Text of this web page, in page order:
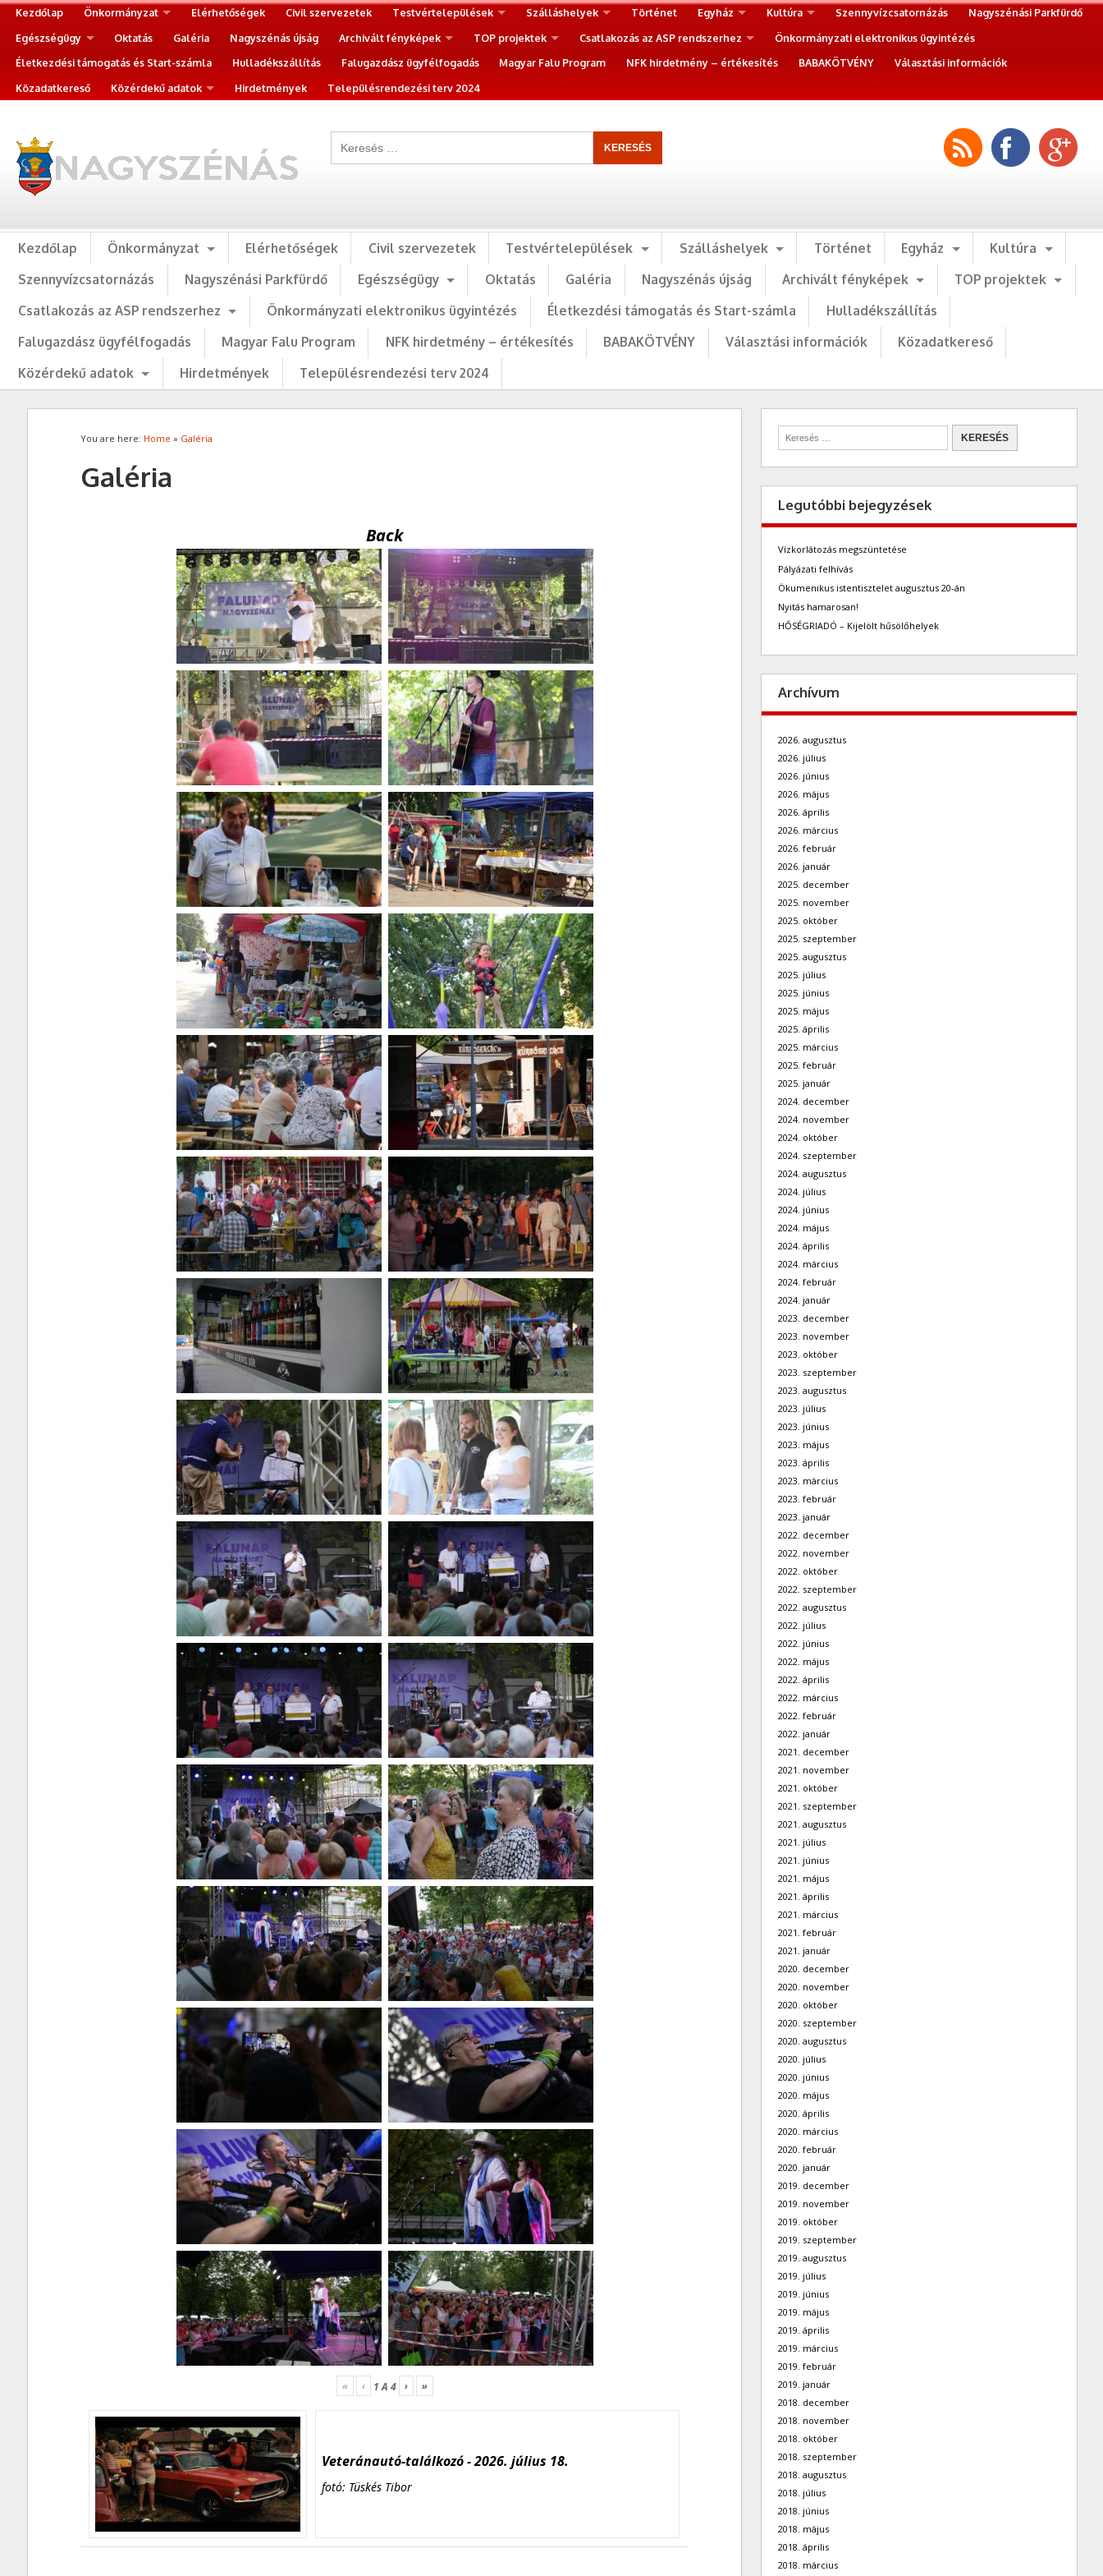
Kezdőlap Önkormányzat Elérhetőségek Civil szervezetek Testvértelepülések Szálláshelyek Történet Egyház Kultúra Szennyvízcsatornázás
Nagyszénási Parkfürdő
Egészségügy
Oktatás Galéria Nagyszénás újság Archivált fényképek TOP projektek Csatlakozás az ASP rendszerhez
Önkormányzati elektronikus ügyintézés
Életkezdési támogatás és Start-számla
Hulladékszállítás Falugazdász ügyfélfogadás Magyar Falu Program NFK hirdetmény – értékesítés BABAKÖTVÉNY
Választási információk
Közadatkereső
Közérdekű adatok Hirdetmények Településrendezési terv 2024
Kezdőlap Önkormányzat Elérhetőségek Civil szervezetek Testvértelepülések Szálláshelyek Történet Egyház
Kultúra
Szennyvízcsatornázás
Nagyszénási Parkfürdő Egészségügy Oktatás Galéria Nagyszénás újság Archivált fényképek
TOP projektek
Csatlakozás az ASP rendszerhez
Önkormányzati elektronikus ügyintézés Életkezdési támogatás és Start-számla
Hulladékszállítás
Falugazdász ügyfélfogadás
Magyar Falu Program NFK hirdetmény – értékesítés BABAKÖTVÉNY Választási információk
Közadatkereső
Közérdekű adatok
Hirdetmények Településrendezési terv 2024
You are here: Home » Galéria
Galéria
Back
« ‹ 1A 4 › »
Veteránautó-találkozó - 2026. július 18.
fotó: Tüskés Tibor
Legutóbbi bejegyzések
Vízkorlátozás megszüntetése
Pályázati felhívás
Ökumenikus istentisztelet augusztus 20-án
Nyitás hamarosan!
HŐSÉGRIADÓ – Kijelölt hűsölőhelyek
Archívum
2026. augusztus
2026. július
2026. június
2026. május
2026. április
2026. március
2026. február
2026. január
2025. december
2025. november
2025. október
2025. szeptember
2025. augusztus
2025. július
2025. június
2025. május
2025. április
2025. március
2025. február
2025. január
2024. december
2024. november
2024. október
2024. szeptember
2024. augusztus
2024. július
2024. június
2024. május
2024. április
2024. március
2024. február
2024. január
2023. december
2023. november
2023. október
2023. szeptember
2023. augusztus
2023. július
2023. június
2023. május
2023. április
2023. március
2023. február
2023. január
2022. december
2022. november
2022. október
2022. szeptember
2022. augusztus
2022. július
2022. június
2022. május
2022. április
2022. március
2022. február
2022. január
2021. december
2021. november
2021. október
2021. szeptember
2021. augusztus
2021. július
2021. június
2021. május
2021. április
2021. március
2021. február
2021. január
2020. december
2020. november
2020. október
2020. szeptember
2020. augusztus
2020. július
2020. június
2020. május
2020. április
2020. március
2020. február
2020. január
2019. december
2019. november
2019. október
2019. szeptember
2019. augusztus
2019. július
2019. június
2019. május
2019. április
2019. március
2019. február
2019. január
2018. december
2018. november
2018. október
2018. szeptember
2018. augusztus
2018. július
2018. június
2018. május
2018. április
2018. március